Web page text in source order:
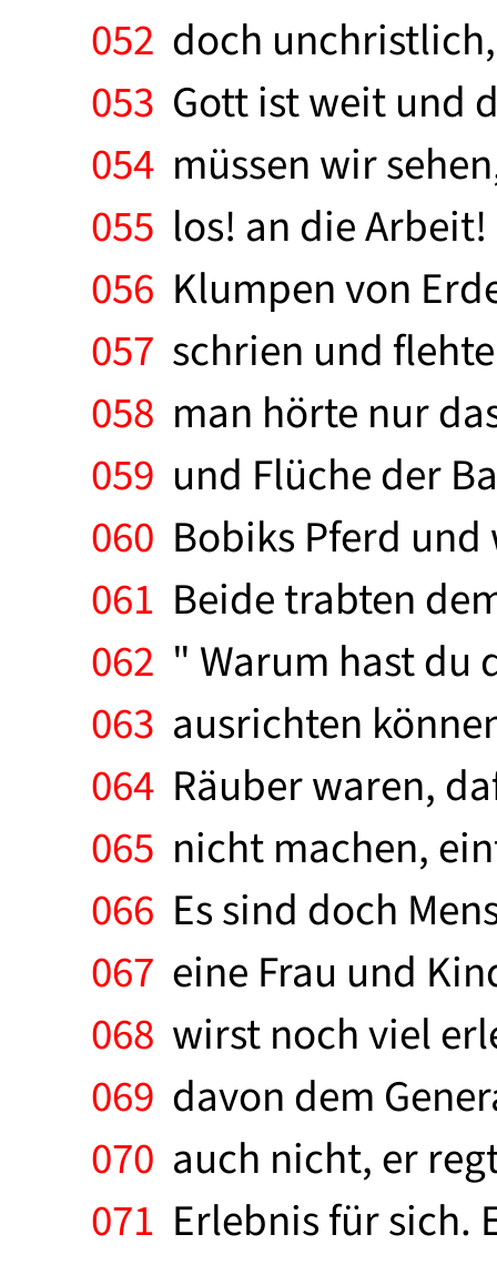
052 doch
053 Gott ist weit und
054 müssen wir
055 los! an die
056 Klumpen von
057 schrien und
058 man hörte nur
059 und Flüche der
060 Bobiks Pferd
061 Beide trabten
062 " Warum hast du
063 ausrichten
064 Räuber waren,
065 nicht machen,
066 Es sind doch
067 eine Frau und
068 wirst noch viel
069 davon dem
070 auch nicht, er
071 Erlebnis für sich.